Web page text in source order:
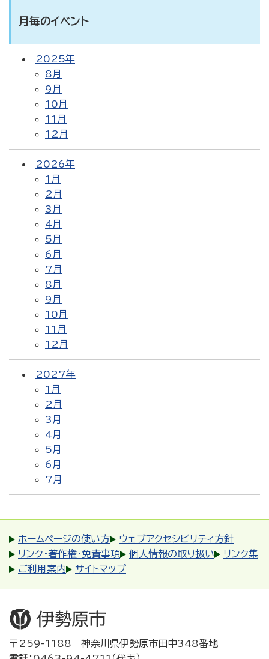
月毎のイベント
2025年
8月
9月
10月
11月
12月
2026年
1月
2月
3月
4月
5月
6月
7月
8月
9月
10月
11月
12月
2027年
1月
2月
3月
4月
5月
6月
7月
ホームページの使い方
ウェブアクセシビリティ方針
リンク・著作権・免責事項
個人情報の取り扱い
リンク集
ご利用案内
サイトマップ
〒259-1188 神奈川県伊勢原市田中348番地